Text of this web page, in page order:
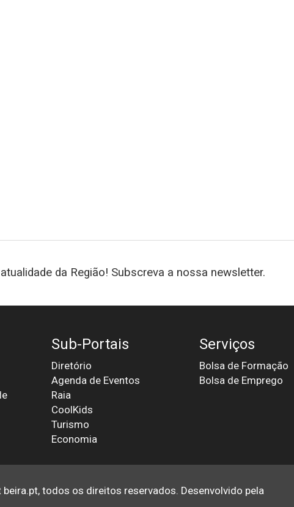
da Região! Subscreva a nossa newsletter.
Sub-Portais
Diretório
Agenda de Eventos
Raia
CoolKids
Turismo
Economia
Serviços
Bolsa de Formação
Bolsa de Emprego
beira.pt, todos os direitos reservados. Desenvolvido pela